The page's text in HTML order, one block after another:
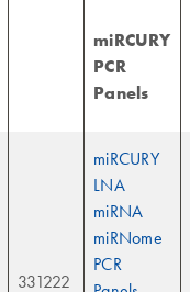
miRCURY
PCR
Panels
331222
miRCURY
LNA
miRNA
miRNome
PCR